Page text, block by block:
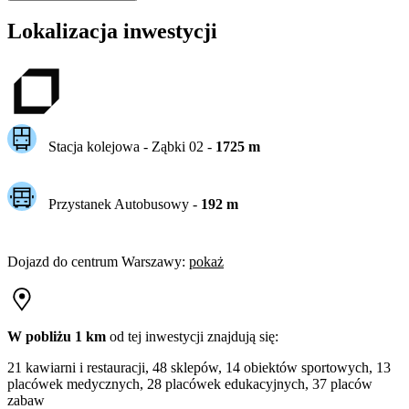
Lokalizacja inwestycji
Stacja kolejowa - Ząbki 02 - 1725m
Przystanek Autobusowy - 192m
Dojazd do centrum Warszawy: pokaż
W pobliżu 1 km od tej inwestycji znajdują się:
21 kawiarni i restauracji, 48 sklepów, 14 obiektów sportowych, 13
placówek medycznych, 28 placówek edukacyjnych, 37 placów
zabaw